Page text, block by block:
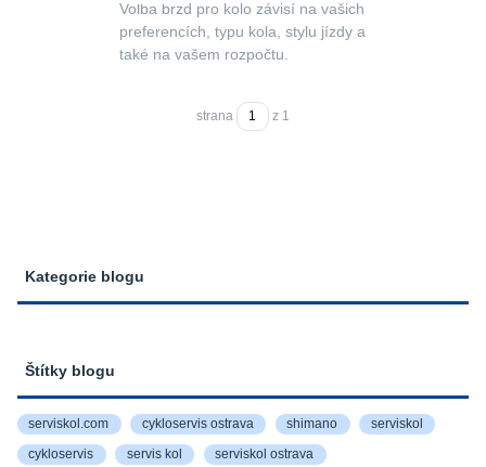
Kategorie blogu
Štítky blogu
serviskol.com cykloservis ostrava shimano serviskol
cykloservis servis kol serviskol ostrava
Volba brzd pro kolo závisí na vašich
preferencích, typu kola, stylu jízdy a
také na vašem rozpočtu.
strana z 1